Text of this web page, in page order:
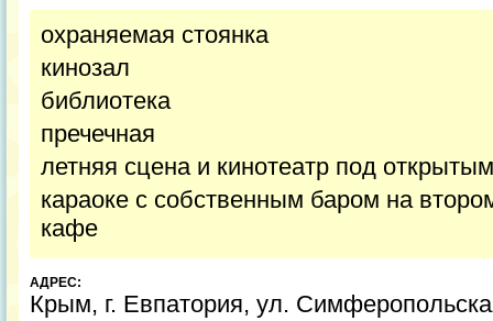
охраняемая стоянка
кинозал
библиотека
пречечная
летняя сцена и кинотеатр под
караоке с собственным баром на
кафе
АДРЕС:
Крым, г. Евпатория, ул.